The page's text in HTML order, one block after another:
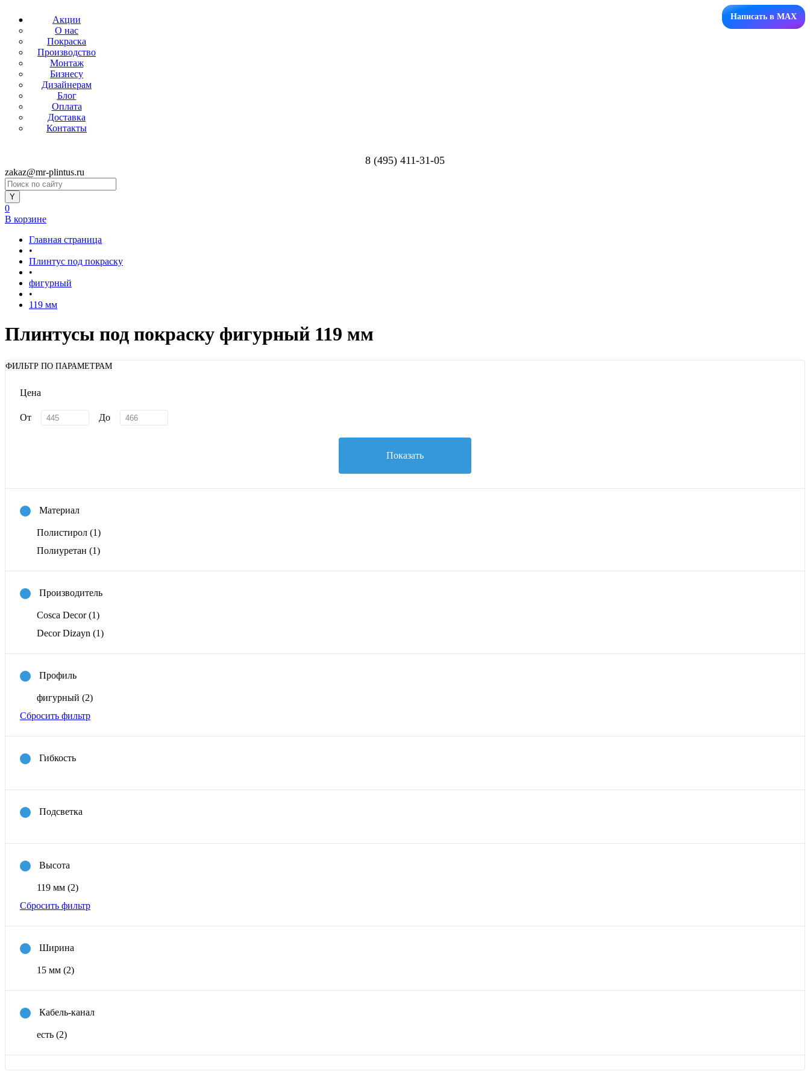
Акции
О нас
Покраска
Производство
Монтаж
Бизнесу
Дизайнерам
Блог
Оплата
Доставка
Контакты
Написать в MAX
8 (495) 411-31-05
zakaz@mr-plintus.ru
0
В корзине
Главная страница
•
Плинтус под покраску
•
фигурный
•
119 мм
Плинтусы под покраску фигурный 119 мм
ФИЛЬТР ПО ПАРАМЕТРАМ
Цена
От До
Показать
Материал
Полистирол (1)
Полиуретан (1)
Производитель
Cosca Decor(1)
Decor Dizayn (1)
Профиль
фигурный (2)
Сбросить фильтр
Гибкость
Подсветка
Высота
119 мм (2)
Сбросить фильтр
Ширина
15 мм (2)
Кабель-канал
есть (2)